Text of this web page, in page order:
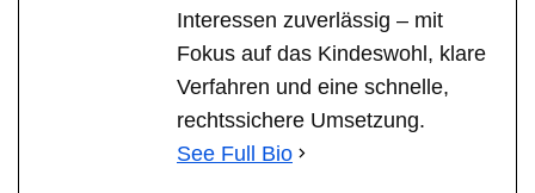
Interessen zuverlässig – mit
Fokus auf das Kindeswohl, klare
Verfahren und eine schnelle,
rechtssichere Umsetzung.
See Full Bio